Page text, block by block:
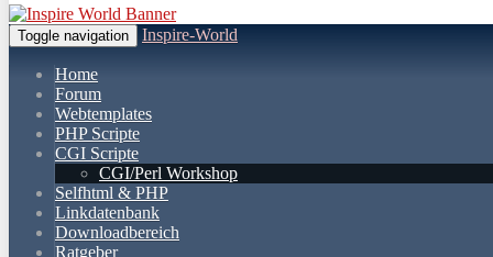
Toggle navigation Inspire-World
Home
Forum
Webtemplates
PHP Scripte
CGI Scripte
CGI/Perl Workshop
Selfhtml & PHP
Linkdatenbank
Downloadbereich
Ratgeber